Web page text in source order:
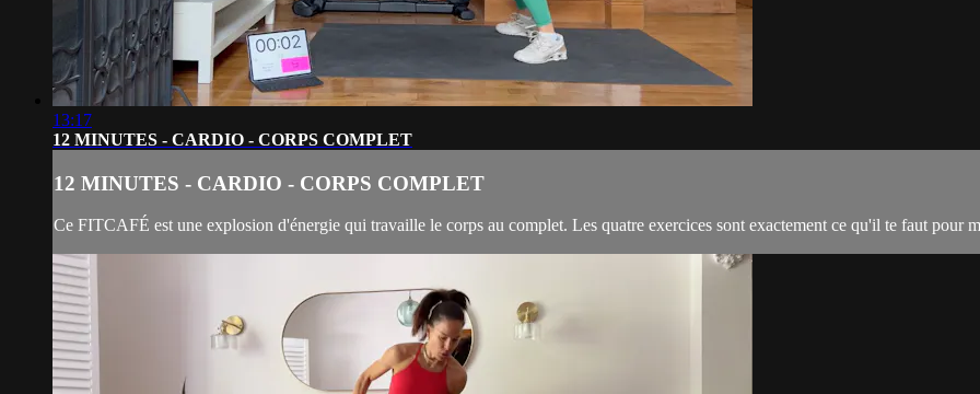
13:17
12 MINUTES - CARDIO - CORPS COMPLET
12 MINUTES - CARDIO - CORPS COMPLET
Ce FITCAFÉ est une explosion d'énergie qui travaille le corps au complet. Les quatre exercices sont exactement ce qu'il te faut pour